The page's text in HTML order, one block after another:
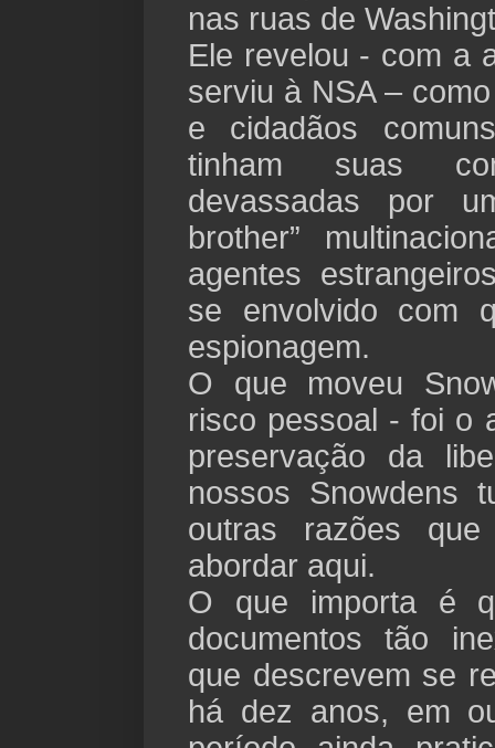
nas ruas de
Ele revelou - com a
serviu à NSA –
e cidadãos
tinham suas
devassadas por
brother”
agentes
se envolvido com
espionagem.
O que moveu
risco pessoal - foi o
preservação da
nossos Snowdens
outras razões
abordar aqui.
O que importa é
documentos tão
que descrevem se
há dez anos, em